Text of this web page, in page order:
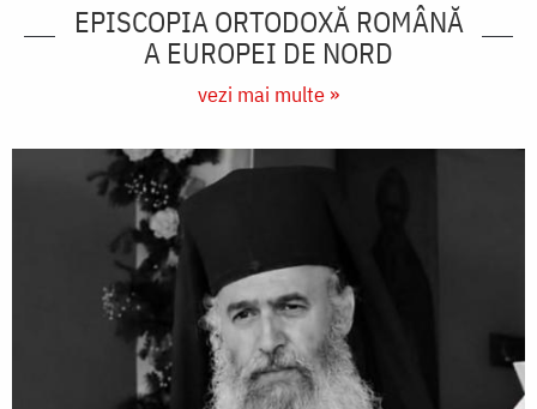
EPISCOPIA ORTODOXĂ ROMÂNĂ
A EUROPEI DE NORD
vezi mai multe »